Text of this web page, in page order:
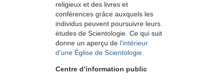
religieux et des livres et
conférences grâce auxquels les
individus peuvent poursuivre leurs
études de Scientologie. Ce qui suit
donne un aperçu de l’intérieur
d’une Église de Scientologie
Centre d’information public